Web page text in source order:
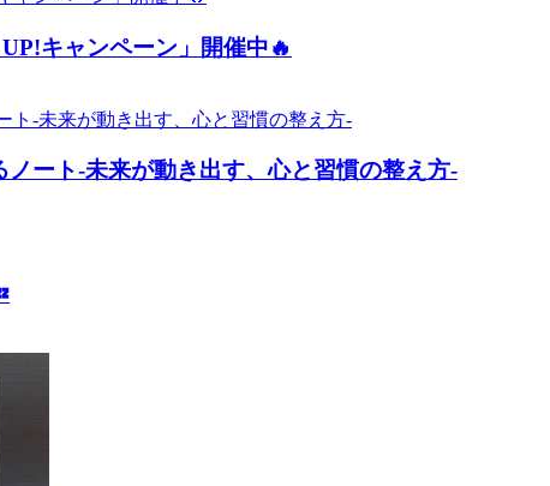
キャンペーン」開催中🔥
ノート-未来が動き出す、心と習慣の整え方-